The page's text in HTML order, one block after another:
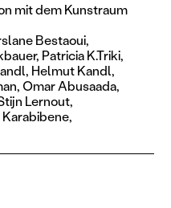
mit dem Kunstraum
Bestaoui,
Patricia K.Triki,
Helmut Kandl,
Omar Abusaada,
Lernout,
Karabibene,